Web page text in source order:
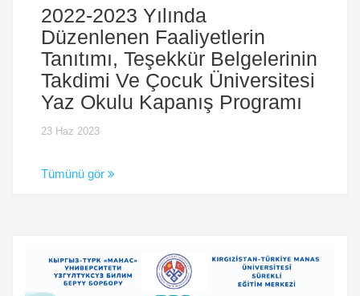
2022-2023 Yılında
Düzenlenen Faaliyetlerin
Tanıtımı, Teşekkür Belgelerinin
Takdimi Ve Çocuk Üniversitesi
Yaz Okulu Kapanış Programı
23 Haz 2023
Tümünü gör